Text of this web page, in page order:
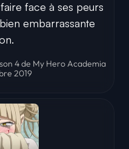
face à ses peurs
embarrassante
4 de My Hero Academia
2019